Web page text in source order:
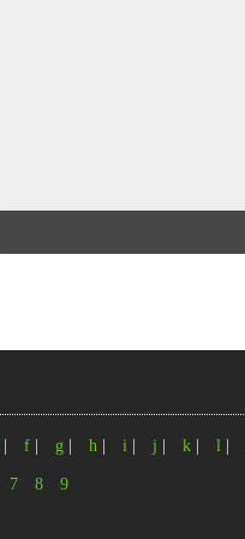
f g h i j k l
7 8 9